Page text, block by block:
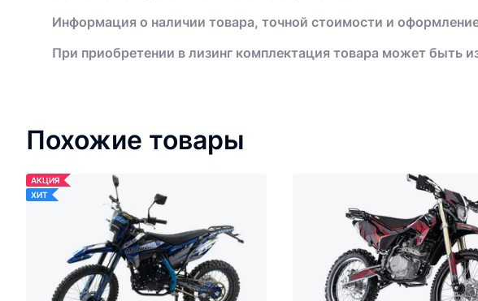
Информация о наличии товара, точной стоимости и
При приобретении в лизинг комплектация товара может быть
Похожие товары
АКЦИЯ
ХИТ